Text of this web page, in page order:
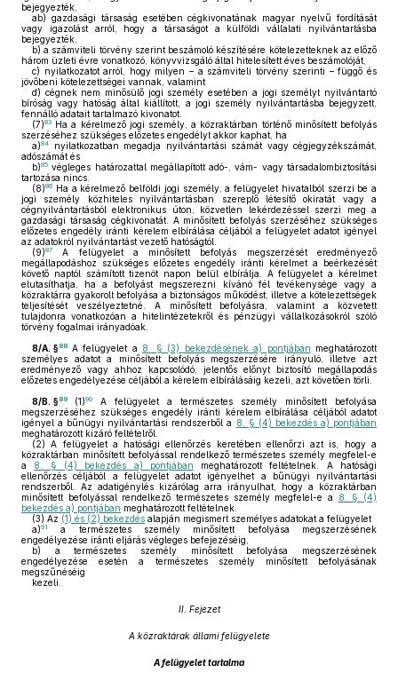
bejegyezték,
ab) gazdasági társaság esetében cégkivonatának magyar nyelvű fordítását
vagy igazolást arról, hogy a társaságot a külföldi vállalati nyilvántartásba
bejegyezték,
b) a számviteli törvény szerint beszámoló készítésére kötelezetteknek az előző
három üzleti évre vonatkozó, könyvvizsgáló által hitelesített éves beszámolóját,
c) nyilatkozatot arról, hogy milyen – a számviteli törvény szerinti – függő és
jövőbeni kötelezettségei vannak, valamint
d) cégnek nem minősülő jogi személy esetében a jogi személyt nyilvántartó
bíróság vagy hatóság által kiállított, a jogi személy nyilvántartásba bejegyzett,
fennálló adatait tartalmazó kivonatot.
(7)83 Ha a kérelmező jogi személy, a közraktárban történő minősített befolyás
szerzéséhez szükséges előzetes engedélyt akkor kaphat, ha
a)84
nyilatkozatban megadja nyilvántartási számát vagy cégjegyzékszámát,
adószámát és
b)85 végleges határozattal megállapított adó-, vám- vagy társadalombiztosítási
tartozása nincs.
(8)86 Ha a kérelmező belföldi jogi személy, a felügyelet hivatalból szerzi be a
jogi személy közhiteles nyilvántartásban szereplő létesítő okiratát vagy a
cégnyilvántartásból elektronikus úton, közvetlen lekérdezéssel szerzi meg a
gazdasági társaság cégkivonatát. A minősített befolyás szerzéséhez szükséges
előzetes engedély iránti kérelem elbírálása céljából a felügyelet adatot igényel
az adatokról nyilvántartást vezető hatóságtól.
(9)87
A felügyelet a minősített befolyás megszerzését eredményező
megállapodáshoz szükséges előzetes engedély iránti kérelmet a beérkezését
követő naptól számított tizenöt napon belül elbírálja. A felügyelet a kérelmet
elutasíthatja, ha a befolyást megszerezni kívánó fél tevékenysége vagy a
közraktárra gyakorolt befolyása a biztonságos működést, illetve a kötelezettségek
teljesítését veszélyeztetné. A minősített befolyásra, valamint a közvetett
tulajdonra vonatkozóan a hitelintézetekről és pénzügyi vállalkozásokról szóló
törvény fogalmai irányadóak.
8/A. §88 A felügyelet a 8. § (3) bekezdésének a) pontjában meghatározott
személyes adatot a minősített befolyás megszerzésére irányuló, illetve azt
eredményező vagy ahhoz kapcsolódó, jelentős előnyt biztosító megállapodás
előzetes engedélyezése céljából a kérelem elbírálásáig kezeli, azt követően törli.
8/B. §89 (1)90
A felügyelet a természetes személy minősített befolyása
megszerzéséhez szükséges engedély iránti kérelem elbírálása céljából adatot
igényel a bűnügyi nyilvántartási rendszerből a 8. § (4) bekezdés a) pontjában
meghatározott kizáró feltételről.
(2) A felügyelet a hatósági ellenőrzés keretében ellenőrzi azt is, hogy a
közraktárban minősített befolyással rendelkező természetes személy megfelel-e
a 8. § (4) bekezdés a) pontjában meghatározott feltételnek. A hatósági
ellenőrzés céljából a felügyelet adatot igényelhet a bűnügyi nyilvántartási
rendszerből. Az adatigénylés kizárólag arra irányulhat, hogy a közraktárban
minősített befolyással rendelkező természetes személy megfelel-e a
8. § (4)
bekezdés a) pontjában meghatározott feltételnek.
(3) Az (1) és (2) bekezdés alapján megismert személyes adatokat a felügyelet
a)91
a természetes személy minősített befolyása megszerzésének
engedélyezése iránti eljárás végleges befejezéséig,
b) a természetes személy minősített befolyása megszerzésének
engedélyezése esetén a természetes személy minősített befolyásának
megszűnéséig
kezeli.
II. Fejezet
A közraktárak állami felügyelete
A felügyelet tartalma